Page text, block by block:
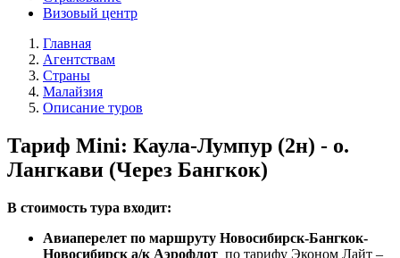
Визовый центр
Главная
Агентствам
Страны
Малайзия
Описание туров
Тариф Mini: Каула-Лумпур (2н) - о.
Лангкави (Через Бангкок)
В стоимость тура входит:
Авиаперелет по маршруту Новосибирск-Бангкок-
Новосибирск а/к Аэрофлот по тарифу Эконом Лайт –